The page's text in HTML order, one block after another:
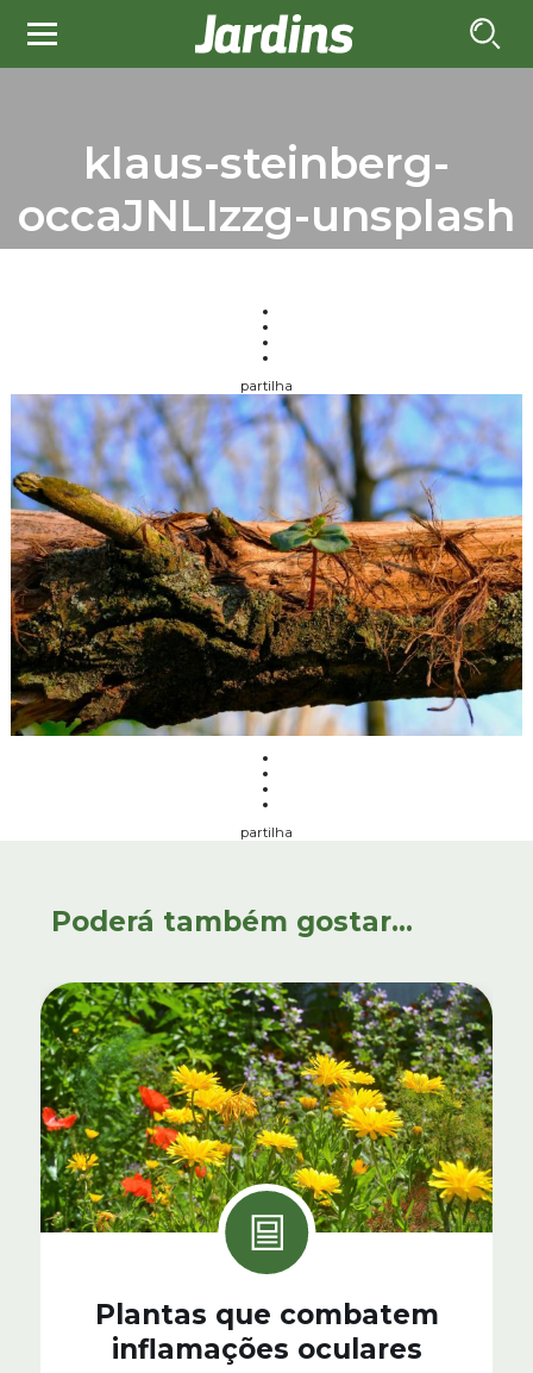
klaus-steinberg-
occaJNLIzzg-unsplash
partilha
partilha
Poderá também gostar...
Plantas que combatem
inflamações oculares